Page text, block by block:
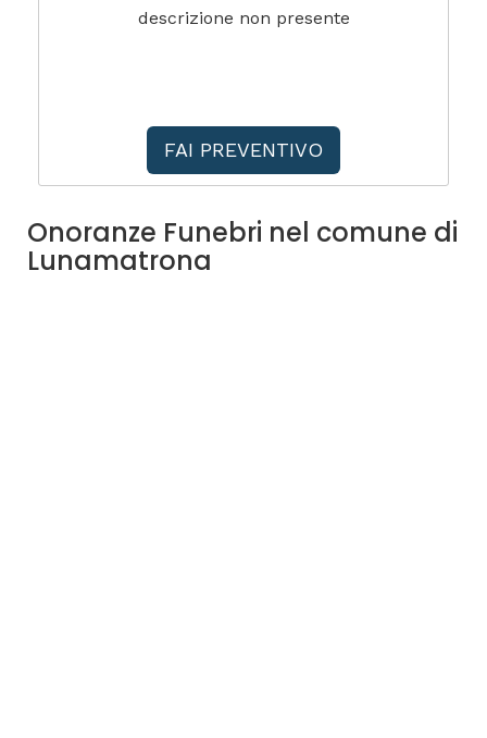
descrizione non presente
FAI PREVENTIVO
Onoranze Funebri nel comune di
Lunamatrona